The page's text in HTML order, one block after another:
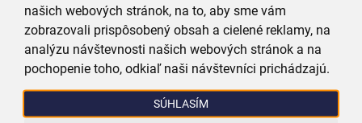
našich webových stránok, na to, aby sme vám
zobrazovali prispôsobený obsah a cielené reklamy, na
analýzu návštevnosti našich webových stránok a na
pochopenie toho, odkiaľ naši návštevníci prichádzajú.
SÚHLASÍM
Kolekcia
Kuchynský nôž NATURE na maslo 10,5